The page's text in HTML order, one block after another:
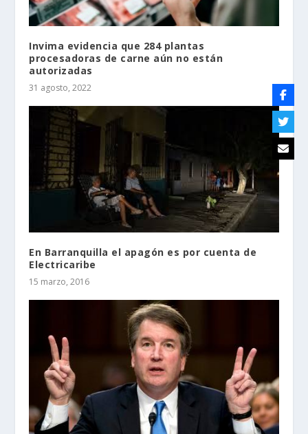
Invima evidencia que 284 plantas
procesadoras de carne aún no están
autorizadas
31 agosto, 2022
En Barranquilla el apagón es por cuenta de
Electricaribe
15 marzo, 2016